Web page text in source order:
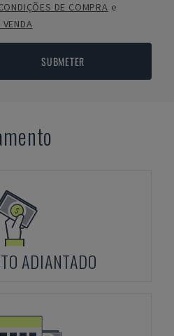
DE COMPRA e
SUBMETER
ADIANTADO